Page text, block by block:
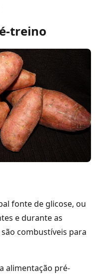
treino
fonte de glicose, ou
e durante as
combustíveis para
alimentação pré-